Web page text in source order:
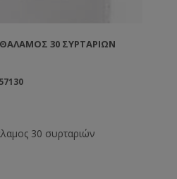
30 ΣΥΡΤΑΡΙΩΝ
30 συρταριών